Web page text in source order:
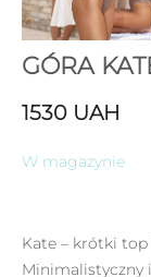
GÓRA
1530 UAH
W magazynie
Kate – krótki
Minimalistyczny